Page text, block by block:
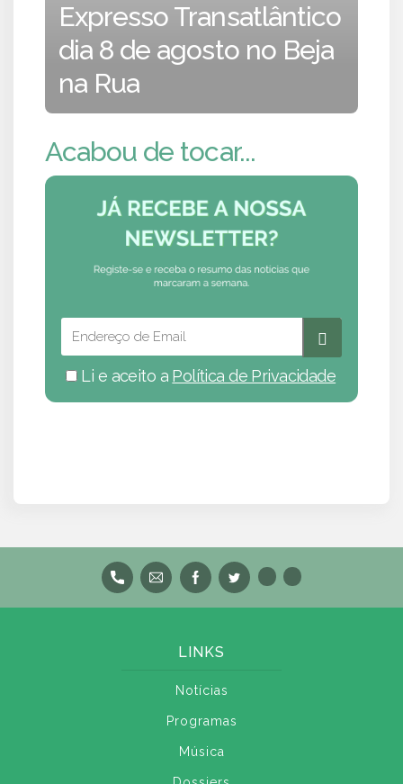
Expresso Transatlântico
dia 8 de agosto no Beja
na Rua
Acabou de tocar...
Li e aceito a Política de Privacidade
LINKS
Notícias
Programas
Música